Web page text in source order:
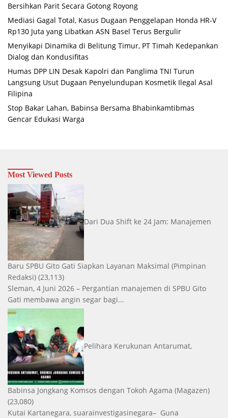
Bersihkan Parit Secara Gotong Royong
Mediasi Gagal Total, Kasus Dugaan Penggelapan Honda HR-V
Rp130 Juta yang Libatkan ASN Basel Terus Bergulir
Menyikapi Dinamika di Belitung Timur, PT Timah Kedepankan
Dialog dan Kondusifitas
Humas DPP LIN Desak Kapolri dan Panglima TNI Turun
Langsung Usut Dugaan Penyelundupan Kosmetik Ilegal Asal
Filipina
Stop Bakar Lahan, Babinsa Bersama Bhabinkamtibmas
Gencar Edukasi Warga
Most Viewed Posts
Dari Dua Shift ke 24 Jam: Manajemen
Baru SPBU Gito Gati Siapkan Layanan Maksimal (Pimpinan
Redaksi) (23,113)
Sleman, 4 Juni 2026 – Pergantian manajemen di SPBU Gito
Gati membawa angin segar bagi...
Pelihara Kerukunan Antarumat,
Babinsa Jongkang Komsos dengan Tokoh Agama (Magazen)
(23,080)
Kutai Kartanegara, suarainvestigasinegara– Guna